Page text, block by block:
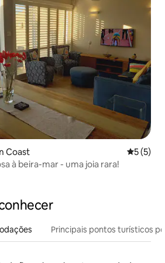
Coast 5 de
5 (5)
à beira-mar - uma joia rara!
Principais pontos turísticos